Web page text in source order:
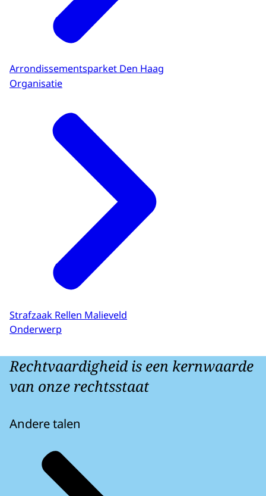
Arrondissementsparket Den Haag
Organisatie
Strafzaak Rellen Malieveld
Onderwerp
Rechtvaardigheid is een kernwaarde
van onze rechtsstaat
Andere talen